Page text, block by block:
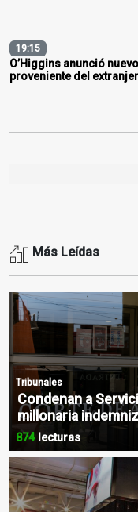
19:15
O’Higgins anunció
proveniente del
Más Leídas
Tribunales
Condenan a
millonaria
874lecturas